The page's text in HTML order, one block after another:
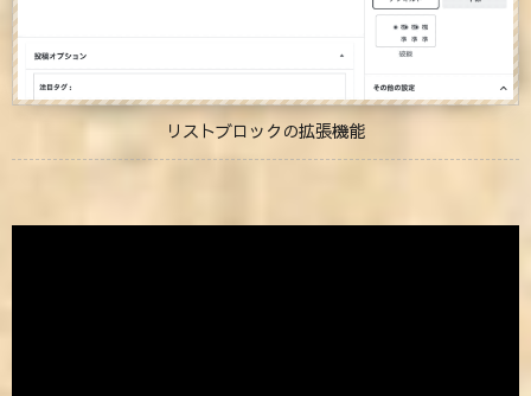
リストブロックの拡張機能